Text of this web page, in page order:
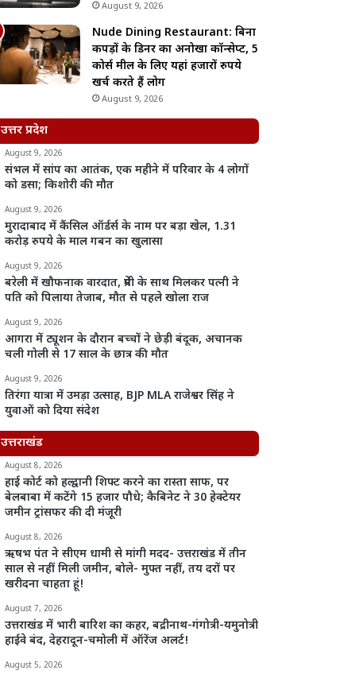
August 9, 2026
Nude Dining Restaurant: बिना
कपड़ों के डिनर का अनोखा कॉन्सेप्ट, 5
कोर्स मील के लिए यहां हजारों रुपये
खर्च करते हैं लोग
August 9, 2026
उत्तर प्रदेश
August 9, 2026
संभल में सांप का आतंक, एक महीने में परिवार के 4 लोगों
को डसा; किशोरी की मौत
August 9, 2026
मुरादाबाद में कैंसिल ऑर्डर्स के नाम पर बड़ा खेल, 1.31
करोड़ रुपये के माल गबन का खुलासा
August 9, 2026
बरेली में खौफनाक वारदात, प्रेमी के साथ मिलकर पत्नी ने
पति को पिलाया तेजाब, मौत से पहले खोला राज
August 9, 2026
आगरा में ट्यूशन के दौरान बच्चों ने छेड़ी बंदूक, अचानक
चली गोली से 17 साल के छात्र की मौत
August 9, 2026
तिरंगा यात्रा में उमड़ा उत्साह, BJP MLA राजेश्वर सिंह ने
युवाओं को दिया संदेश
उत्तराखंड
August 8, 2026
हाई कोर्ट को हल्द्वानी शिफ्ट करने का रास्ता साफ, पर
बेलबाबा में कटेंगे 15 हजार पौधे; कैबिनेट ने 30 हेक्टेयर
जमीन ट्रांसफर की दी मंजूरी
August 8, 2026
ऋषभ पंत ने सीएम धामी से मांगी मदद- उत्तराखंड में तीन
साल से नहीं मिली जमीन, बोले- मुफ्त नहीं, तय दरों पर
खरीदना चाहता हूं!
August 7, 2026
उत्तराखंड में भारी बारिश का कहर, बद्रीनाथ-गंगोत्री-यमुनोत्री
हाईवे बंद, देहरादून-चमोली में ऑरेंज अलर्ट!
August 5, 2026